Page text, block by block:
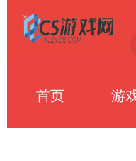
首页 游